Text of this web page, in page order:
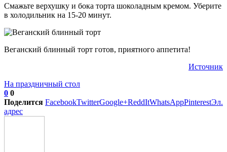
Смажьте верхушку и бока торта шоколадным кремом. Уберите
в холодильник на 15-20 минут.
Веганский блинный торт готов, приятного аппетита!
Источник
На праздничный стол
0 0
Поделится FacebookTwitterGoogle+ReddItWhatsAppPinterestЭл.
адрес